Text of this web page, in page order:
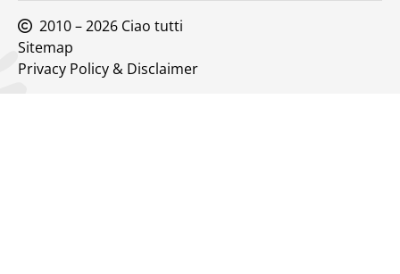
2010 – 2026 Ciao tutti
Sitemap
Privacy Policy & Disclaimer